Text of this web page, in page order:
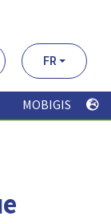
FR
MOBIGIS